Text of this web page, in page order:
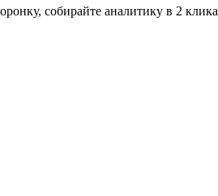
собирайте аналитику в 2 клика